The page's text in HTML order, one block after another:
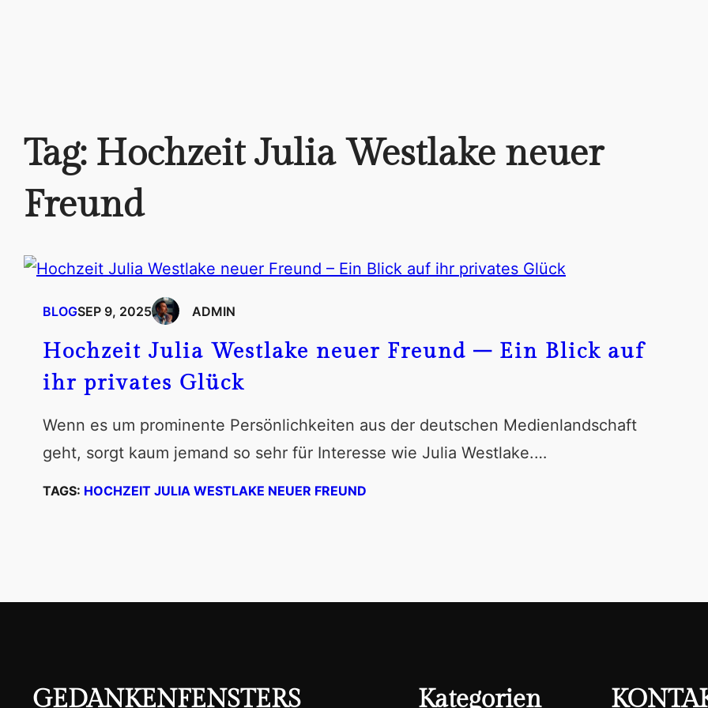
Tag: Hochzeit Julia Westlake neuer
Freund
BLOGSEP 9, 2025 ADMIN
Hochzeit Julia Westlake neuer Freund – Ein Blick auf
ihr privates Glück
Wenn es um prominente Persönlichkeiten aus der deutschen Medienlandschaft
geht, sorgt kaum jemand so sehr für Interesse wie Julia Westlake.…
TAGS: HOCHZEIT JULIA WESTLAKE NEUER FREUND
GEDANKENFENSTERS Kategorien